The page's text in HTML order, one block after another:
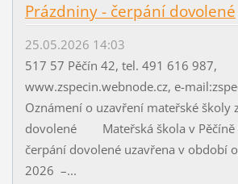
Prázdniny - čerpání dovolené
25.05.2026 14:03
517 57 Pěčín 42, tel. 491 616 987,
www.zspecin.webnode.cz, e-
Oznámení o uzavření mateřské školy
dovolené Mateřská škola v Pěčíně
čerpání dovolené uzavřena v období
2026 –...